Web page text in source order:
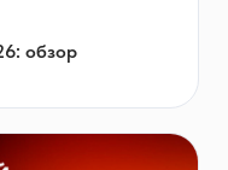
обзор